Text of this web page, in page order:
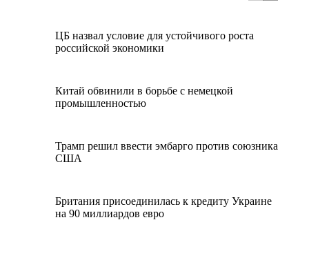
ЦБ назвал условие для устойчивого роста
российской экономики
Китай обвинили в борьбе с немецкой
промышленностью
Трамп решил ввести эмбарго против союзника
США
Британия присоединилась к кредиту Украине
на 90 миллиардов евро